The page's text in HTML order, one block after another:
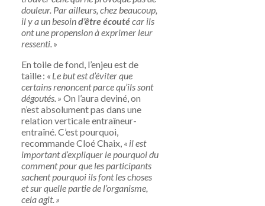
douleur. Par ailleurs, chez beaucoup,
il y a un besoind’être écoutécar ils
ont une propension à exprimer leur
ressenti. »
En toile de fond, l’enjeu est de
taille : « Le but est d’éviter que
certains renoncent parce qu’ils sont
dégoutés. » On l’aura deviné, on
n’est absolument pas dans une
relation verticale entraîneur-
entraîné. C’est pourquoi,
recommande Cloé Chaix, « il est
important d’expliquer le pourquoi du
comment pour que les participants
sachent pourquoi ils font les choses
et sur quelle partie de l’organisme,
cela agit. »